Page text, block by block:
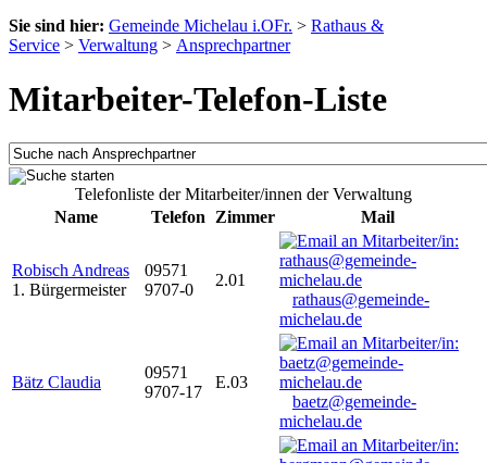
Sie sind hier: Gemeinde Michelau i.OFr. > Rathaus &
Service > Verwaltung > Ansprechpartner
Mitarbeiter-Telefon-Liste
Telefonliste der Mitarbeiter/innen der Verwaltung
Name
Telefon Zimmer Mail
Robisch Andreas
1. Bürgermeister
09571
9707-0
2.01
rathaus@gemeinde-
michelau.de
Bätz Claudia
09571
9707-17
E.03
baetz@gemeinde-
michelau.de